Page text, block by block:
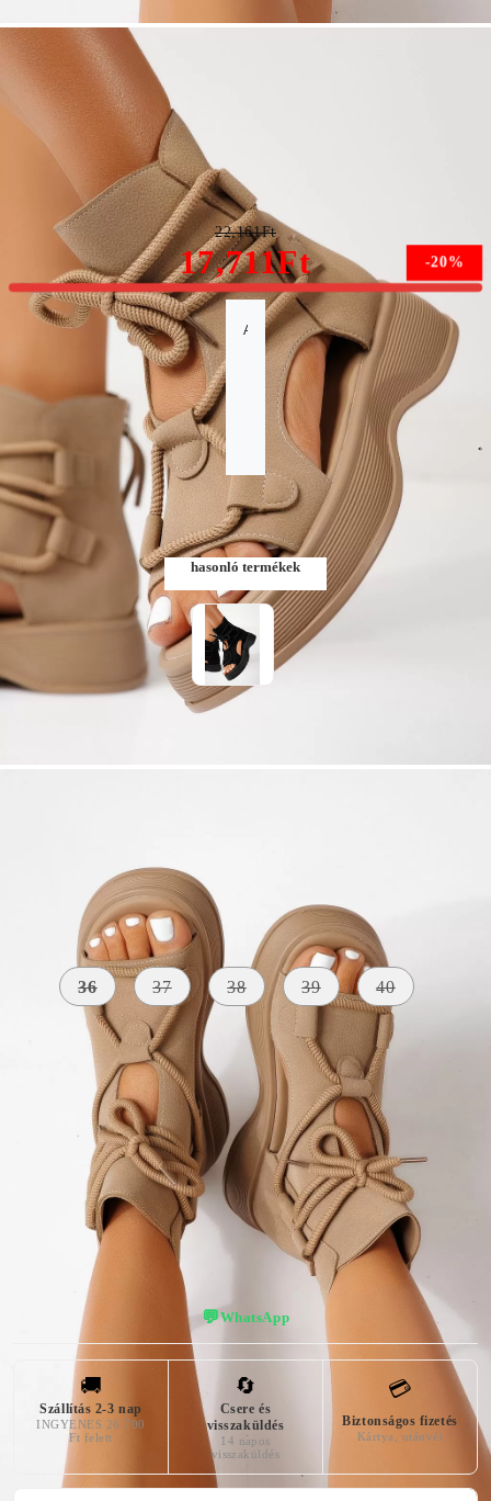
Női platform szandálok khaki öko bőrből készült Calista
#24837
-20%
17,711Ft
22,161Ft
A méret nem érhető el
hasonló termékek
Méret útmutató
36 37 38 39 40
KÜLSŐ
ANYAG
Bőr Utánzat
ÎNĂLȚIMEA
PLATFORMEI
AZ ELÜLSŐ
PLATFORM
MAGASSÁGA
2 centiméter
💬WhatsApp
🚚
Szállítás 2-3 nap
INGYENES 26 700
Ft felett
🔄
Csere és
visszaküldés
14 napos
visszaküldés
💳
Biztonságos fizetés
Kártya, utánvét